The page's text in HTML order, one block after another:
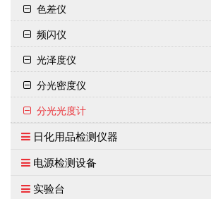
色差仪
频闪仪
光泽度仪
分光密度仪
分光光度计
日化用品检测仪器
电源检测设备
实验台